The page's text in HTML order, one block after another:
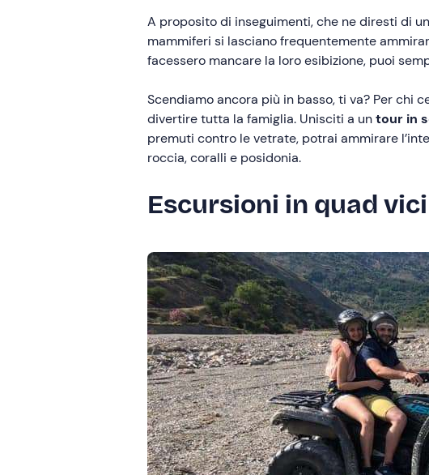
A proposito di inseguimenti, che ne diresti di un
mammiferi si lasciano frequentemente
facessero mancare la loro esibizione, puoi
Scendiamo ancora più in basso, ti va? Per chi
divertire tutta la famiglia. Unisciti a untour in
premuti contro le vetrate, potrai ammirare
roccia, coralli e posidonia.
Escursioni in quad